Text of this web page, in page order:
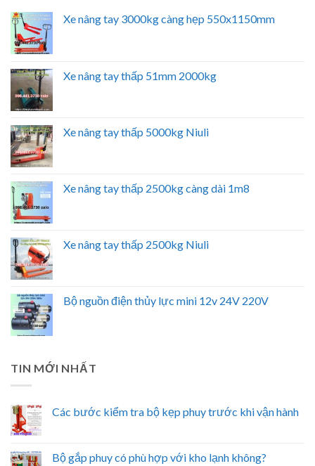
Xe nâng tay 3000kg càng hẹp 550x1150mm
Xe nâng tay thấp 51mm 2000kg
Xe nâng tay thấp 5000kg Niuli
Xe nâng tay thấp 2500kg càng dài 1m8
Xe nâng tay thấp 2500kg Niuli
Bộ nguồn điện thủy lực mini 12v 24V 220V
TIN MỚI NHẤT
Các bước kiểm tra bộ kẹp phuy trước khi vận hành
Bộ gắp phuy có phù hợp với kho lạnh không?